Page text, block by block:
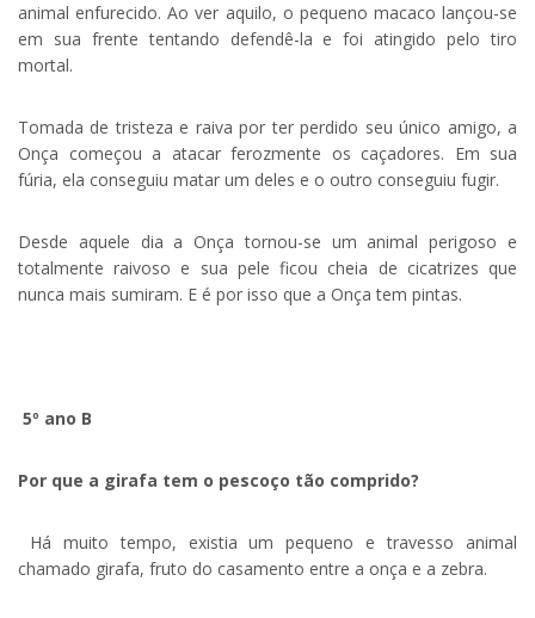
animal enfurecido. Ao ver aquilo, o pequeno macaco lançou-se
em sua frente tentando defendê-la e foi atingido pelo tiro
mortal.
Tomada de tristeza e raiva por ter perdido seu único amigo, a
Onça começou a atacar ferozmente os caçadores. Em sua
fúria, ela conseguiu matar um deles e o outro conseguiu fugir.
Desde aquele dia a Onça tornou-se um animal perigoso e
totalmente raivoso e sua pele ficou cheia de cicatrizes que
nunca mais sumiram. E é por isso que a Onça tem pintas.
5º ano B
Por que a girafa tem o pescoço tão comprido?
Há muito tempo, existia um pequeno e travesso animal
chamado girafa, fruto do casamento entre a onça e a zebra.